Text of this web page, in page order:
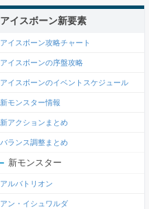
アイスボーン新要素
アイスボーン攻略チャート
アイスボーンの序盤攻略
アイスボーンのイベントスケジュール
新モンスター情報
新アクションまとめ
バランス調整まとめ
新モンスター
アルバトリオン
アン・イシュワルダ